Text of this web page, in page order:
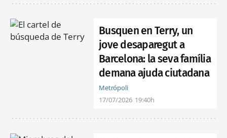
Busquen en Terry, un
jove desaparegut a
Barcelona: la seva família
demana ajuda ciutadana
Metrópoli
17/07/2026 19:40h